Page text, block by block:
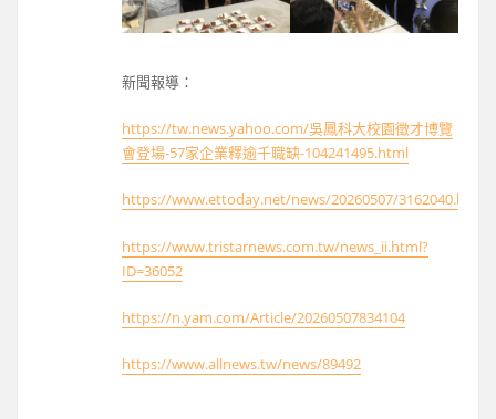
新聞報導：
https://tw.news.yahoo.com/吳鳳科大校園徵才博覽
會登場-57家企業釋逾千職缺-104241495.html
https://www.ettoday.net/news/20260507/3162040.htm
https://www.tristarnews.com.tw/news_ii.html?
ID=36052
https://n.yam.com/Article/20260507834104
https://www.allnews.tw/news/89492